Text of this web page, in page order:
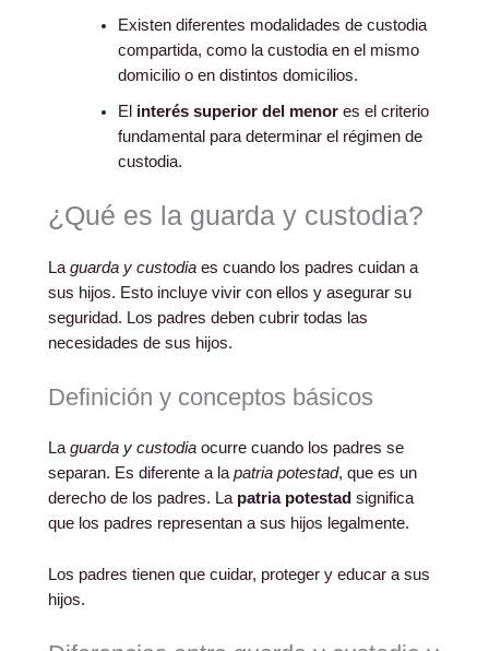
Existen diferentes modalidades de custodia
compartida, como la custodia en el mismo
domicilio o en distintos domicilios.
El interés superior del menores el criterio
fundamental para determinar el régimen de
custodia.
¿Qué es la guarda y custodia?
La guarda y custodia es cuando los padres cuidan a
sus hijos. Esto incluye vivir con ellos y asegurar su
seguridad. Los padres deben cubrir todas las
necesidades de sus hijos.
Definición y conceptos básicos
La guarda y custodia ocurre cuando los padres se
separan. Es diferente a la patria potestad, que es un
derecho de los padres. La patria potestad significa
que los padres representan a sus hijos legalmente.
Los padres tienen que cuidar, proteger y educar a sus
hijos.